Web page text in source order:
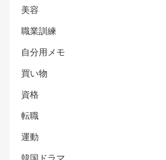
美容
職業訓練
自分用メモ
買い物
資格
転職
運動